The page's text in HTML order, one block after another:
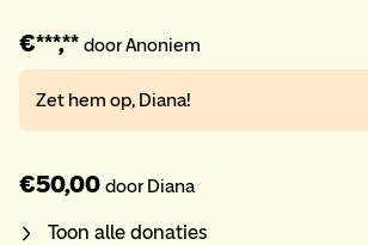
€***,** door Anoniem
Zet hem op, Diana!
€50,00 door Diana
Toon alle donaties